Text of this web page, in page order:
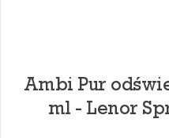
Ambi Pur
ml - Lenor